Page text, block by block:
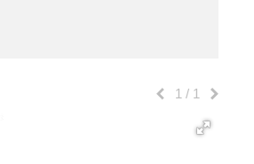
1 / 1